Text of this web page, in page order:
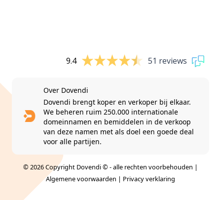
9.4 51 reviews
Over Dovendi
Dovendi brengt koper en verkoper bij elkaar.
We beheren ruim 250.000 internationale
domeinnamen en bemiddelen in de verkoop
van deze namen met als doel een goede deal
voor alle partijen.
© 2026 Copyright Dovendi © - alle rechten voorbehouden |
Algemene voorwaarden | Privacy verklaring